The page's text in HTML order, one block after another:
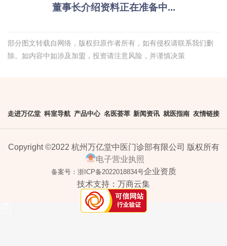
董事长介绍资料正在准备中...
部分图文转载自网络，版权归原作者所有，如有侵权请联系我们删
除。如内容中如涉及加盟，投资请注意风险，并谨慎决策
走进万亿堂 科室导航 产品中心 名医荟萃 新闻资讯 就医指南 友情链接
Copyright ©2022 杭州万亿堂中医门诊部有限公司 版权所有
电子营业执照
备案号：浙ICP备2022018834号企业资质
技术支持： 万商云集